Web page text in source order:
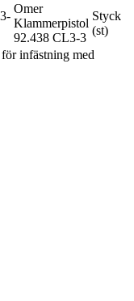
Omer
Klammerpistol
92.438 CL3-3
Styck
(st)